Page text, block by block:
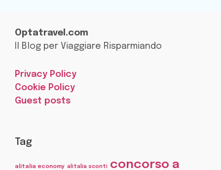
Optatravel.com
Il Blog per Viaggiare Risparmiando
Privacy Policy
Cookie Policy
Guest posts
Tag
alitalia economy alitalia sconti concorso a